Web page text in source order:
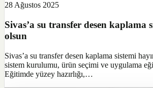
28 Ağustos 2025
Sivas’a su transfer desen kaplama
olsun
Sivas’a su transfer desen kaplama sistemi
sistem kurulumu, ürün seçimi ve uygulama
Eğitimde yüzey hazırlığı,…